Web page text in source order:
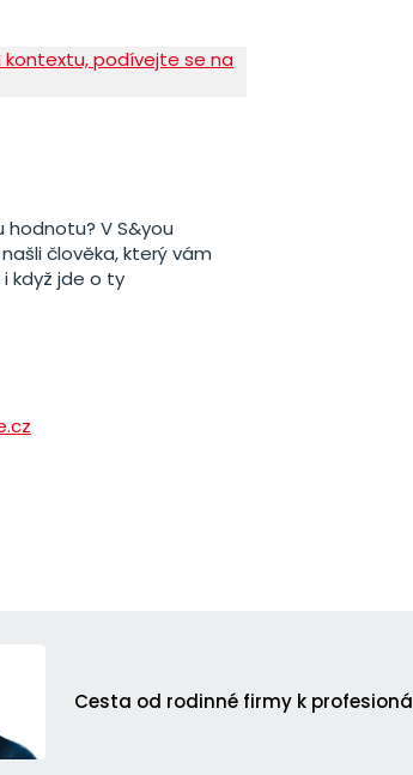
kontextu, podívejte se na
V S&you
člověka, který vám
když jde o ty
Cesta od rodinné firmy k